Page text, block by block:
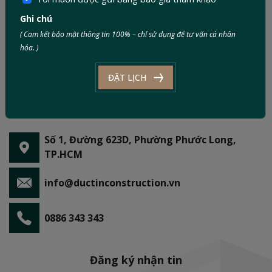
Số 1, Đường 623D, Phường Phước Long,
TP.HCM
info@ductinconstruction.vn
0886 343 343
Đăng ký nhận tin
Ghi chú
( Cam kết bảo mật thông tin 100% – chỉ sử dụng để tư vấn cá nhân
hóa. )
ĐẶT LỊCH